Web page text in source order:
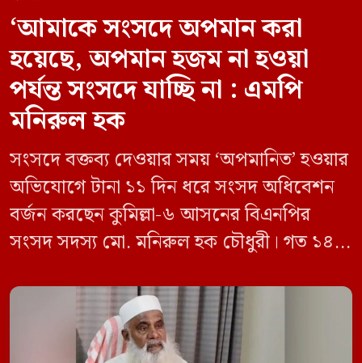
‘আমাকে সংসদে অপমান করা
হয়েছে, অপমান হজম না হওয়া
পর্যন্ত সংসদে যাচ্ছি না : এমপি
মনিরুল হক
সংসদে বক্তব্য দেওয়ার সময় ‘অপমানিত’ হওয়ার
অভিযোগে টানা ১১ দিন ধরে সংসদ অধিবেশন
বর্জন করছেন কুমিল্লা-৬ আসনের বিএনপির
সংসদ সদস্য মো. মনিরুল হক চৌধুরী। গত ১৪
রুলিং ও সিদ্ধান্তের প্রতিবাদে ১৫ থেকে ২৫ জুন
পর্যন্ত তিনি সংসদে যাননি। মনিরুল হক চৌধুরী
বলেন, ‘আমাকে সংসদে অপমান করা হয়েছে।